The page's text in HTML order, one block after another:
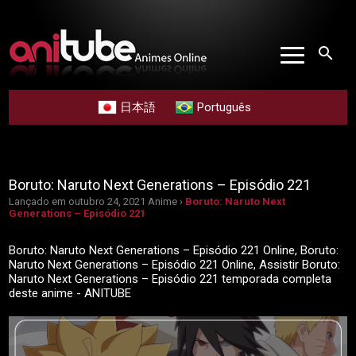
search
日本語 Português
Boruto: Naruto Next Generations – Episódio 221
Lançado em outubro 24, 2021 Anime › Boruto: Naruto Next
Generations – Episódio 221
Boruto: Naruto Next Generations – Episódio 221 Online, Boruto:
Naruto Next Generations – Episódio 221 Online, Assistir Boruto:
Naruto Next Generations – Episódio 221 temporada completa
deste anime - ANITUBE